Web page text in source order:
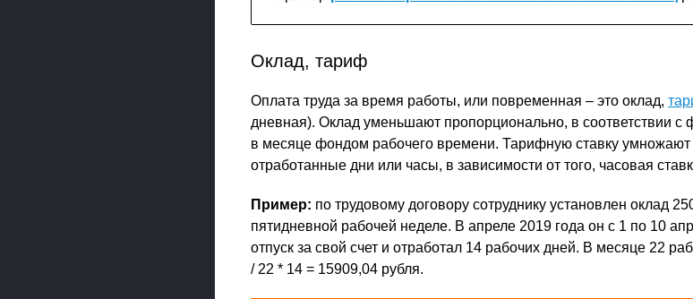
Оклад, тариф
Оплата труда за время работы, или повременная – это оклад,
дневная). Оклад уменьшают пропорционально, в соответствии с
в месяце фондом рабочего времени. Тарифную ставку умножают
отработанные дни или часы, в зависимости от того, часовая
Пример: по трудовому договору сотруднику установлен оклад
пятидневной рабочей неделе. В апреле 2019 года он с 1 по 10
отпуск за свой счет и отработал 14 рабочих дней. В месяце 22
/ 22 * 14 = 15909,04 рубля.